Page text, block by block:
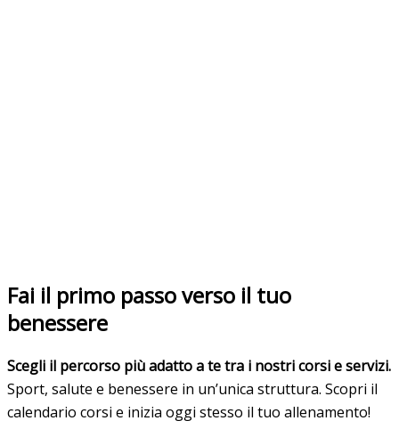
Fai il primo passo verso il tuo
benessere
Scegli il percorso più adatto a te tra i nostri corsi e servizi.
Sport, salute e benessere in un’unica struttura. Scopri il
calendario corsi e inizia oggi stesso il tuo allenamento!